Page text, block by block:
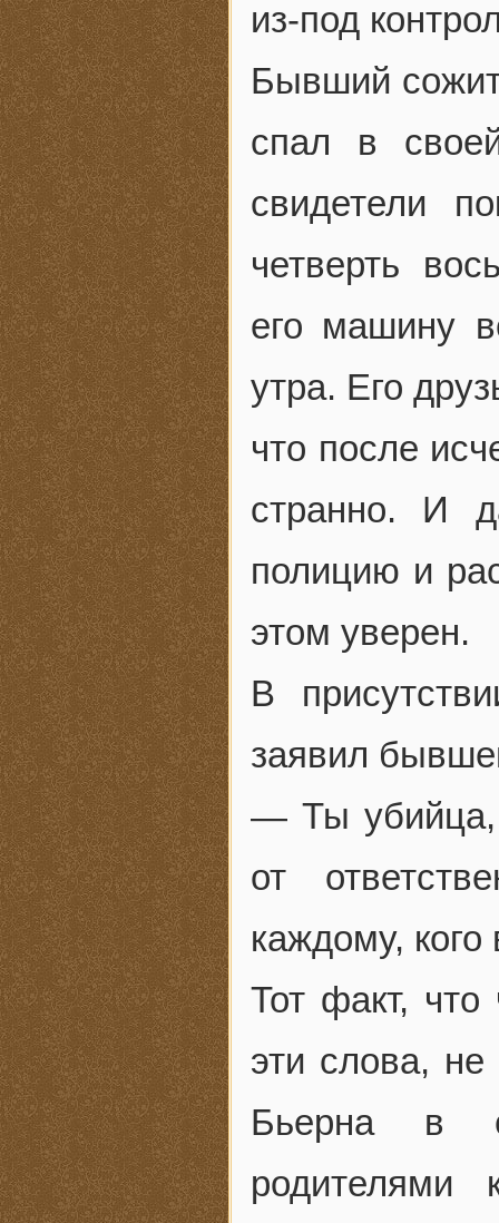
из-под
Бывший
спал в
свидетели
четверть
его машину
утра. Его
что после
странно. И
полицию и
этом уверен.
В
заявил
— Ты убийца,
от
каждому,
Тот факт,
эти слова,
Бьерна в
родителями